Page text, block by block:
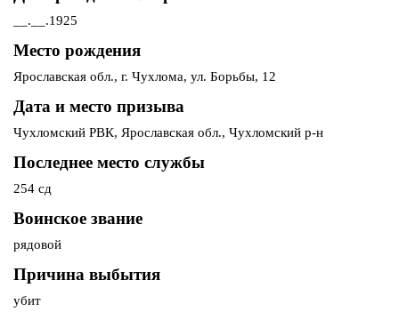
__.__.1925
Место рождения
Ярославская обл., г. Чухлома, ул. Борьбы, 12
Дата и место призыва
Чухломский РВК, Ярославская обл., Чухломский р-н
Последнее место службы
254 сд
Воинское звание
рядовой
Причина выбытия
убит